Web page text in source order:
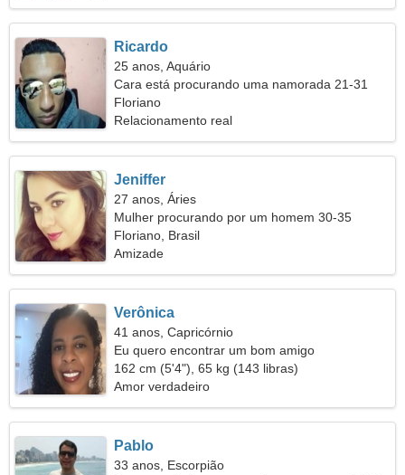
Ricardo
25 anos, Aquário
Cara está procurando uma namorada 21-31
Floriano
Relacionamento real
Jeniffer
27 anos, Áries
Mulher procurando por um homem 30-35
Floriano, Brasil
Amizade
Verônica
41 anos, Capricórnio
Eu quero encontrar um bom amigo
162 cm (5'4"), 65 kg (143 libras)
Amor verdadeiro
Pablo
33 anos, Escorpião